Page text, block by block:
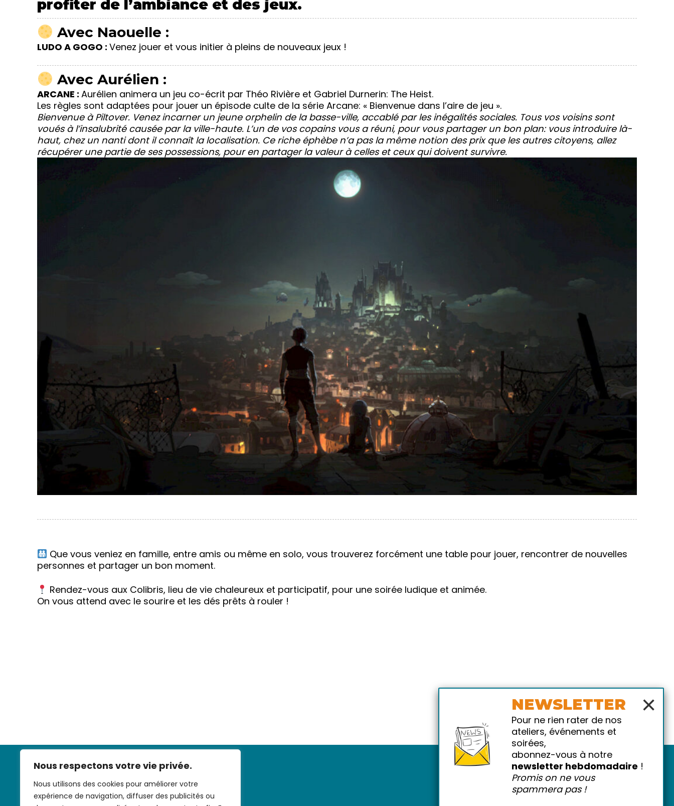
Nous respectons votre vie privée.
Nous utilisons des cookies pour améliorer votre
expérience de navigation, diffuser des publicités ou
profiter de l’ambiance et des jeux.
Avec Naouelle :
LUDO A GOGO : Venez jouer et vous initier à pleins de nouveaux jeux !
Avec Aurélien :
ARCANE : Aurélien animera un jeu co-écrit par Théo Rivière et Gabriel Durnerin: The Heist.
Les règles sont adaptées pour jouer un épisode culte de la série Arcane: « Bienvenue dans l’aire de jeu ».
Bienvenue à Piltover. Venez incarner un jeune orphelin de la basse-ville, accablé par les inégalités sociales. Tous vos voisins sont
voués à l’insalubrité causée par la ville-haute. L’un de vos copains vous a réuni, pour vous partager un bon plan: vous introduire là-
haut, chez un nanti dont il connaît la localisation. Ce riche éphèbe n’a pas la même notion des prix que les autres citoyens, allez
récupérer une partie de ses possessions, pour en partager la valeur à celles et ceux qui doivent survivre.
Que vous veniez en famille, entre amis ou même en solo, vous trouverez forcément une table pour jouer, rencontrer de nouvelles
personnes et partager un bon moment.
Rendez-vous aux Colibris, lieu de vie chaleureux et participatif, pour une soirée ludique et animée.
On vous attend avec le sourire et les dés prêts à rouler !
×
NEWSLETTER
Pour ne rien rater de nos
ateliers, événements et
soirées,
abonnez-vous à notre
newsletter hebdomadaire !
Promis on ne vous
spammera pas !